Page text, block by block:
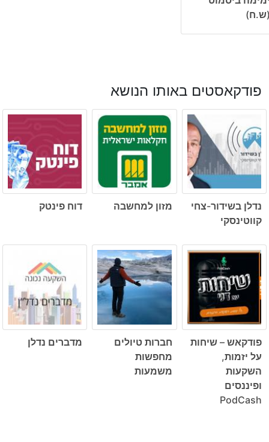
פודקאסטים באותו הנושא
נדלן בשידור-צחי
קווטינסקי
מזון למחשבה דוח פינטק
פודקאש – שיחות
על יזמות,
השקעות
ופיננסים
PodCash
חברות טיולים
מחפשות
משמעות
מדברים נדלן